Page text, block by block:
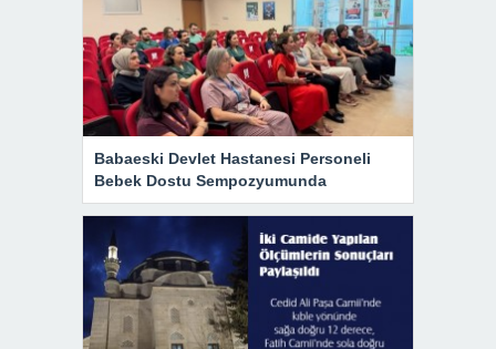
Babaeski Devlet Hastanesi Personeli
Bebek Dostu Sempozyumunda